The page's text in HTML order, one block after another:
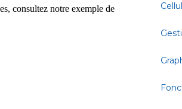
consultez notre exemple de